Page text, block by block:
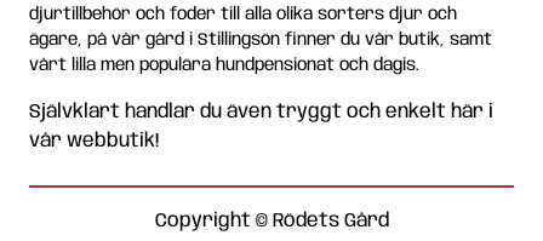
djurtillbehör och foder till alla olika sorters djur och
ägare, på vår gård i Stillingsön finner du vår butik, samt
vårt lilla men populära hundpensionat och dagis.
Självklart handlar du även tryggt och enkelt här i
vår webbutik!
Copyright © Rödets Gård